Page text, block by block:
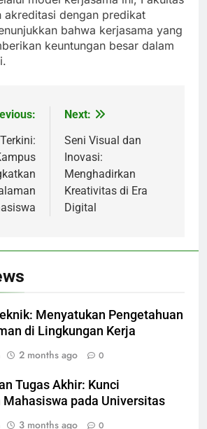
akreditasi dengan predikat
bahwa kerjasama yang
keuntungan besar dalam
Next:
Seni Visual dan
Inovasi:
Menghadirkan
Kreativitas di Era
Digital
Menyatukan Pengetahuan
di Lingkungan Kerja
2 months ago 0
Tugas Akhir: Kunci
Mahasiswa pada Universitas
3 months ago 0